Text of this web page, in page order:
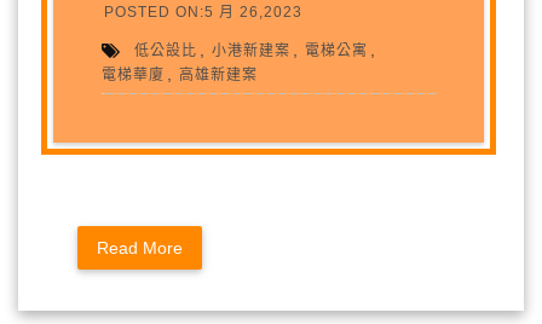
POSTED ON:5 月 26,2023
低公設比 ,小港新建案 電梯公寓
電梯華廈 ,高雄新建案
Read More